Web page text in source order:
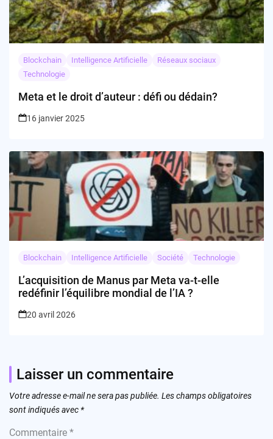
Blockchain Intelligence Artificielle
Réseaux sociaux
Technologie
Meta et le droit d’auteur : défi ou dédain?
16 janvier 2025
Blockchain Intelligence Artificielle Société Technologie
L’acquisition de Manus par Meta va-t-elle
redéfinir l’équilibre mondial de l’IA ?
20 avril 2026
Laisser un commentaire
Votre adresse e-mail ne sera pas publiée. Les champs obligatoires
sont indiqués avec *
Commentaire *